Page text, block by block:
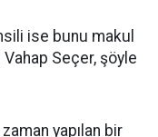
ise bunu makul
Seçer, şöyle
yapılan bir